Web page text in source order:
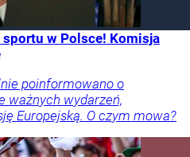
w Polsce! Komisja
poinformowano o
ważnych wydarzeń,
Europejską. O czym mowa?